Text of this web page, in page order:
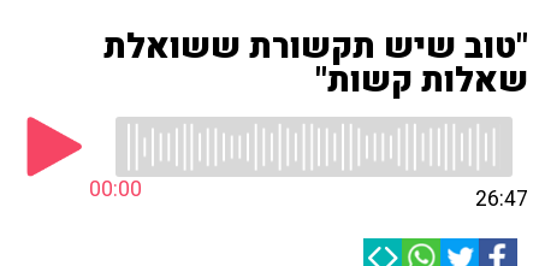
"טוב שיש תקשורת ששואלת
שאלות קשות"
00:00 26:47